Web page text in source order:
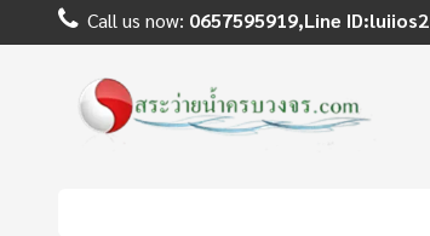
Call us now: 0657595919,Line ID:luiios2